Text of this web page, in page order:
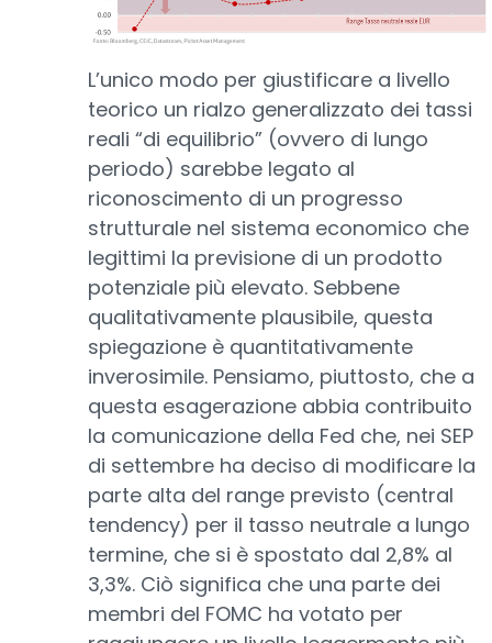
L’unico modo per giustificare a livello
teorico un rialzo generalizzato dei tassi
reali “di equilibrio” (ovvero di lungo
periodo) sarebbe legato al
riconoscimento di un progresso
strutturale nel sistema economico che
legittimi la previsione di un prodotto
potenziale più elevato. Sebbene
qualitativamente plausibile, questa
spiegazione è quantitativamente
inverosimile. Pensiamo, piuttosto, che a
questa esagerazione abbia contribuito
la comunicazione della Fed che, nei SEP
di settembre ha deciso di modificare la
parte alta del range previsto (central
tendency) per il tasso neutrale a lungo
termine, che si è spostato dal 2,8% al
3,3%. Ciò significa che una parte dei
membri del FOMC ha votato per